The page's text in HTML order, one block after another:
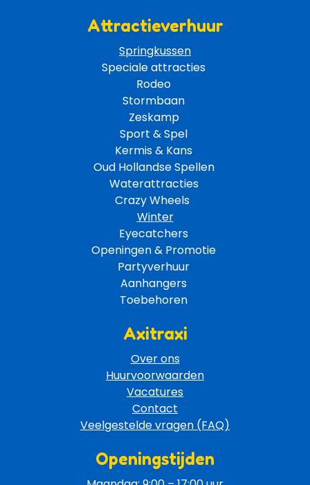
Attractieverhuur
Springkussen
Speciale attracties
Rodeo
Stormbaan
Zeskamp
Sport & Spel
Kermis & Kans
Oud Hollandse Spellen
Waterattracties
Crazy Wheels
Winter
Eyecatchers
Openingen & Promotie
Partyverhuur
Aanhangers
Toebehoren
Axitraxi
Over ons
Huurvoorwaarden
Vacatures
Contact
Veelgestelde vragen (FAQ)
Openingstijden